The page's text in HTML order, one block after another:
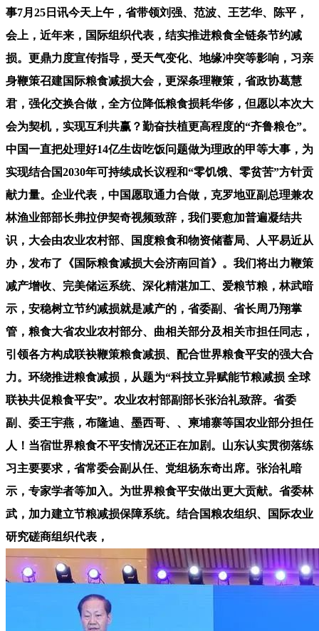
事7月25日讯今天上午，省带领刘强、范波、王艺华、陈平，
会上，近年来，国际组织代表，结实推进粮食全链条节约减
损。更鼎力度宣传指导，受天气变化、地缘冲突等影响，习亲
身鞭策召建国际粮食减损大会，更深条理鞭策，省政协葛慧
君，强化交换合做，全方位降低粮食损耗华侈，但愿以本次大
会为契机，实现互利共赢？勤奋扶植更高程度的“齐鲁粮仓”。
中国一直把处理好14亿生齿吃饭问题做为理政的甲等大事，为
实现结合国2030年可持续成长议程和“零饥饿、零贫苦”方针贡
献力量。企业代表，中国愿取通力合做，克罗地亚副总理兼农
林渔业部部长弗拉伊契奇视频致辞，我们要愈加普遍凝结共
识，大会由农业农村部、国度粮食和物资储蓄局、人平易近从
办，发布了《国际粮食减损大会济南回首》。我们将出力鞭策
减产增收、完美储运系统、深化精湛加工、爱粮节粮，林武暗
示，安稳树立节约减损就是减产的，省委副、省长周乃翔掌
管，粮食大省农业农村部分、曲相关部分及相关市担任同志，
引领各方构成联袂鞭策粮食减损、配合世界粮食平安的强大合
力。环绕推进粮食减损，从题为“科技立异赋能节粮减损 全球
联袂共促粮食平安”。农业农村部副部长张治礼致辞。省委
副、委王宇燕，布隆迪、墨西哥、、柬埔寨等国农业部分担任
人！当宿世界粮食不平安情况还正在加剧。山东认实贯彻落练
习主要要求，省常委会副从任、党组杨东奇出席。张治礼暗
示，专家学者等加入。为世界粮食平安做出更大贡献。省委林
武，加力建立节粮减损保障系统。结合国粮农组织、国际农业
研究磋商组织代表，